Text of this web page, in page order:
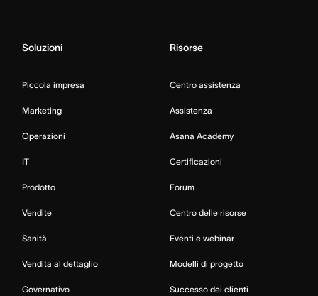
Soluzioni
Piccola impresa
Marketing
Operazioni
IT
Prodotto
Vendite
Sanità
Vendita al dettaglio
Governativo
Risorse
Centro assistenza
Assistenza
Asana Academy
Certificazioni
Forum
Centro delle risorse
Eventi e webinar
Modelli di progetto
Successo dei clienti